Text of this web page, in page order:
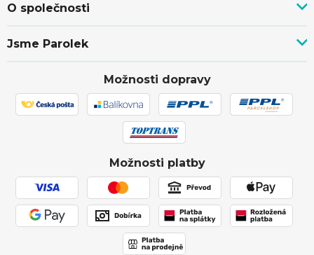
Doprava, platba a služby
Nákup na splátky
Individuální cenová nabídka
Reklamace a vrácení zboží
Zásilka přišla poškozena
O společnosti
Hodnocení obchodu
Affiliate program
Používání souborů cookies
Jsme Parolek
Truhlářství
Možnosti dopravy
Možnosti platby